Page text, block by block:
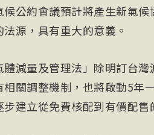
公約會議預計將產生新氣
源，具有重大的意義。
減量及管理法」除明訂台
關調整機制，也將啟動5年
建立從免費核配到有價配售